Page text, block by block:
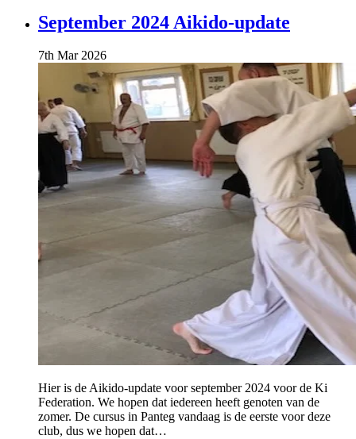
September 2024 Aikido-update
7th Mar 2026
Hier is de Aikido-update voor september 2024 voor de Ki
Federation. We hopen dat iedereen heeft genoten van de
zomer. De cursus in Panteg vandaag is de eerste voor deze
club, dus we hopen dat…